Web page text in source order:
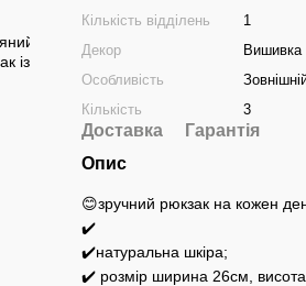
Кількість відділень
1
Декор
Вишивка
Особливість
Кількість
3
Доставка
Гарантія
Опис
😊зручний рюкзак на кожен
✔️
✔️натуральна шкіра;
✔️ розмір ширина 26см,